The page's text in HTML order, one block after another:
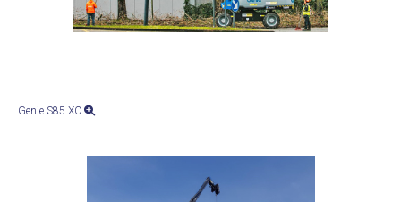
Genie S85 XC